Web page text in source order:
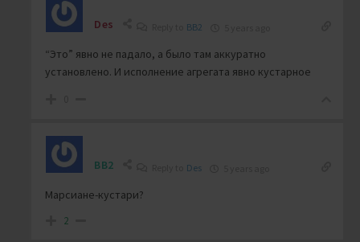
Des BB2
“Это” явно не падало, а было там аккуратно
установлено. И исполнение агрегата явно кустарное
BB2 Des
Марсиане-кустари?
2